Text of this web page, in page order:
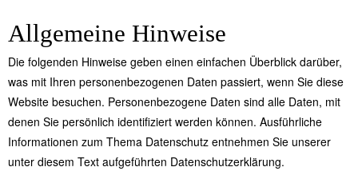
Allgemeine Hinweise
Die folgenden Hinweise geben einen einfachen Überblick darüber,
was mit Ihren personenbezogenen Daten passiert, wenn Sie diese
Website besuchen. Personenbezogene Daten sind alle Daten, mit
denen Sie persönlich identifiziert werden können. Ausführliche
Informationen zum Thema Datenschutz entnehmen Sie unserer
unter diesem Text aufgeführten Datenschutzerklärung.